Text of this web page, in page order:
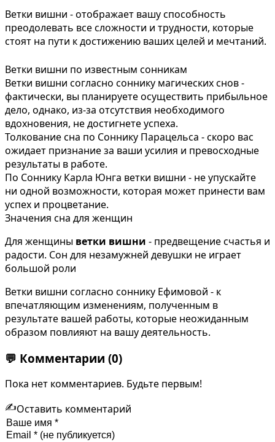
Ветки вишни - отображает вашу способность
преодолевать все сложности и трудности, которые
стоят на пути к достижению ваших целей и мечтаний.
Ветки вишни по известным сонникам
Ветки вишни согласно соннику магических снов -
фактически, вы планируете осуществить прибыльное
дело, однако, из-за отсутствия необходимого
вдохновения, не достигнете успеха.
Толкование сна по Соннику Парацельса - скоро вас
ожидает признание за ваши усилия и превосходные
результаты в работе.
По Соннику Карла Юнга ветки вишни - не упускайте
ни одной возможности, которая может принести вам
успех и процветание.
Значения сна для женщин
Для женщины ветки вишни - предвещение счастья и
радости. Сон для незамужней девушки не играет
большой роли
Ветки вишни согласно соннику Ефимовой - к
впечатляющим изменениям, полученным в
результате вашей работы, которые неожиданным
образом повлияют на вашу деятельность.
💬 Комментарии (0)
Пока нет комментариев. Будьте первым!
✍️Оставить комментарий